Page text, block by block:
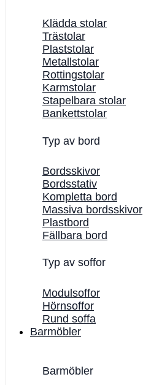
Klädda stolar
Trästolar
Plaststolar
Metallstolar
Rottingstolar
Karmstolar
Stapelbara stolar
Bankettstolar
Typ av bord
Bordsskivor
Bordsstativ
Kompletta bord
Massiva bordsskivor
Plastbord
Fällbara bord
Typ av soffor
Modulsoffor
Hörnsoffor
Rund soffa
Barmöbler
Barmöbler